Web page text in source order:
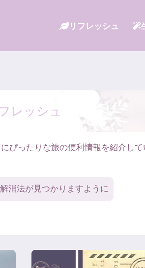
リフレッシュ
レッシュ
ぴったりな旅の便利情報を紹介して
消法が見つかりますように